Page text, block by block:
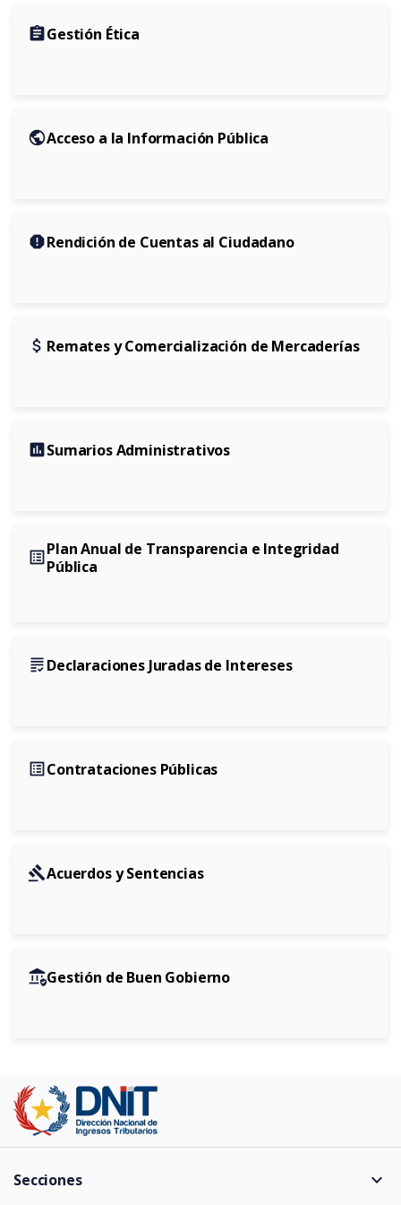
assignmentGestión Ética
publicAcceso a la Información Pública
reportRendición de Cuentas al Ciudadano
attach_money Remates y Comercialización de Mercaderías
assessmentSumarios Administrativos
list_altPlan Anual de Transparencia e Integridad
Pública
gradingDeclaraciones Juradas de Intereses
list_altContrataciones Públicas
gavelAcuerdos y Sentencias
assured_workloadGestión de Buen Gobierno
Secciones expand_more